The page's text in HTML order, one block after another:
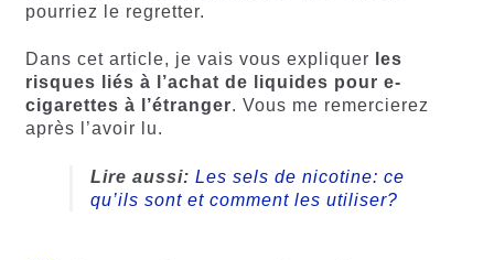
pourriez le regretter.
Dans cet article, je vais vous expliquer
les
risques liés à l’achat de liquides pour e-
cigarettes à l’étranger. Vous me remercierez
après l’avoir lu.
Lire aussi: Les sels de nicotine: ce
qu’ils sont et comment les utiliser?